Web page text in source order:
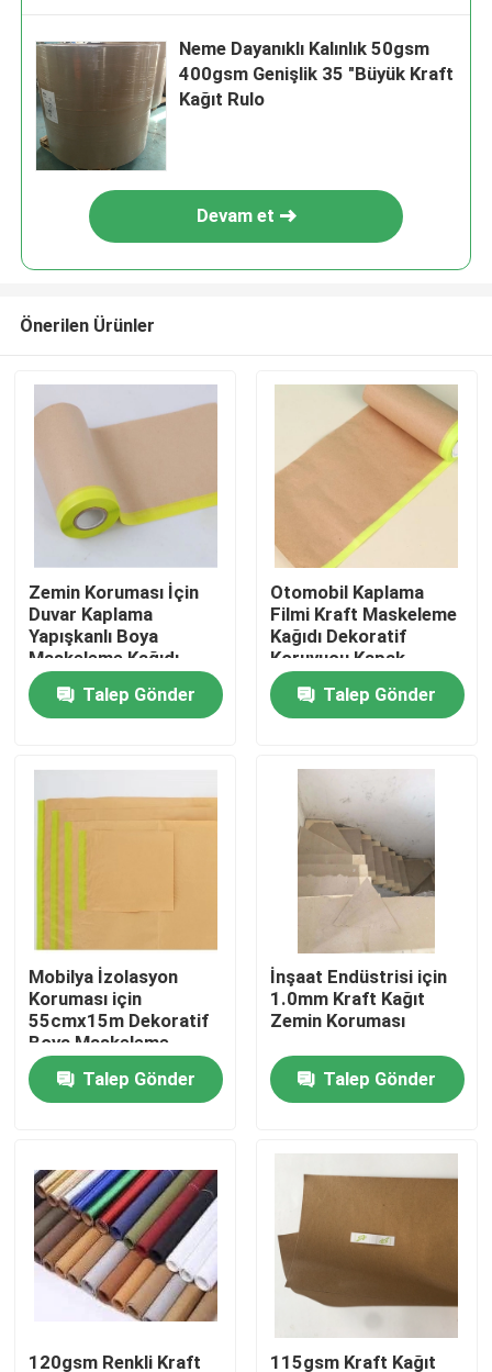
Hakkımızda
Zemin Koruma Kağıdı
Geçici Zemin Koruma Rulosu
İnşaat Zemin Kaplama Kağıdı
Karton Baskı Kağıdı
Su geçirmez Döşeme Levhaları
Neme Dayanıklı Kalınlık 50gsm
400gsm Genişlik 35 "Büyük Kraft
Kağıt Rulo
Devam et
Önerilen Ürünler
Zemin Koruması İçin
Duvar Kaplama
Yapışkanlı Boya
Maskeleme Kağıdı
Talep Gönder
Otomobil Kaplama
Filmi Kraft Maskeleme
Kağıdı Dekoratif
Koruyucu Kapak
Talep Gönder
Mobilya İzolasyon
Koruması için
55cmx15m Dekoratif
Boya Maskeleme
Kağıdı
Talep Gönder
İnşaat Endüstrisi için
1.0mm Kraft Kağıt
Zemin Koruması
Talep Gönder
120gsm Renkli Kraft 115gsm Kraft Kağıt